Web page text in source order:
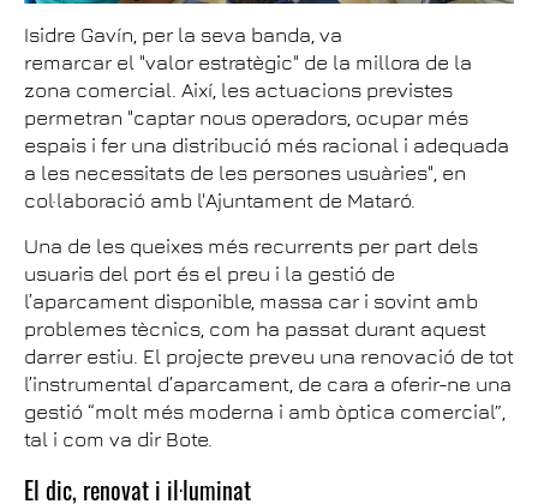
Isidre Gavín, per la seva banda, va
remarcar el "valor estratègic" de la millora de la
zona comercial. Així, les actuacions previstes
permetran "captar nous operadors, ocupar més
espais i fer una distribució més racional i adequada
a les necessitats de les persones usuàries", en
col·laboració amb l'Ajuntament de Mataró.
Una de les queixes més recurrents per part dels
usuaris del port és el preu i la gestió de
l’aparcament disponible, massa car i sovint amb
problemes tècnics, com ha passat durant aquest
darrer estiu. El projecte preveu una renovació de tot
l’instrumental d’aparcament, de cara a oferir-ne una
gestió “molt més moderna i amb òptica comercial”,
tal i com va dir Bote.
El dic, renovat i il·luminat